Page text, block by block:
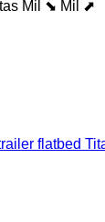
Mil ⬊ Mil ⬈
flatbed